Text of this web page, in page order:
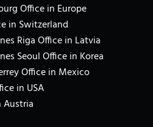
Office in Europe
in Switzerland
Riga Office in Latvia
Seoul Office in Korea
Office in Mexico
in USA
Austria